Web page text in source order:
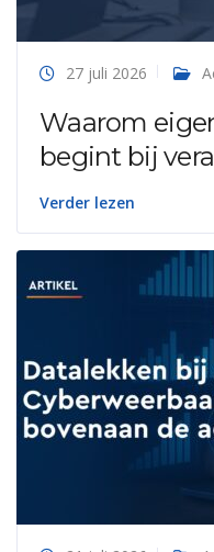
27 juli 2026
Waarom
begint bij
Verder lezen